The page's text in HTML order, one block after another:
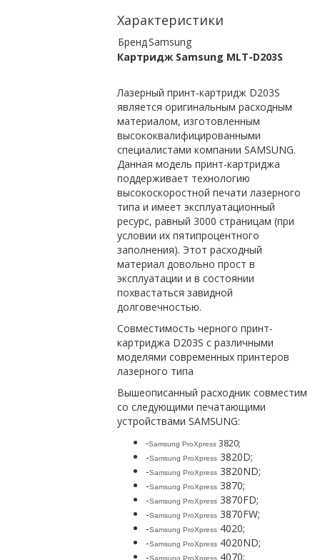
Характеристики
БрендSamsung
Картридж Samsung MLT-D203S
Лазерный принт-картридж D203S
является оригинальным расходным
материалом, изготовленным
высококвалифицированными
специалистами компании SAMSUNG.
Данная модель принт-картриджа
поддерживает технологию
высокоскоростной печати лазерного
типа и имеет эксплуатационный
ресурс, равный 3000 страницам (при
условии их пятипроцентного
заполнения). Этот расходный
материал довольно прост в
эксплуатации и в состоянии
похвастаться завидной
долговечностью.
Совместимость черного принт-
картриджа D203S с различными
моделями современных принтеров
лазерного типа
Вышеописанный расходник совместим
со следующими печатающими
устройствами SAMSUNG:
-SamsungProXpress 3820;
-SamsungProXpress 3820D;
-SamsungProXpress 3820ND;
-SamsungProXpress 3870;
-SamsungProXpress 3870FD;
-SamsungProXpress 3870FW;
-SamsungProXpress 4020;
-SamsungProXpress 4020ND;
-SamsungProXpress 4070;